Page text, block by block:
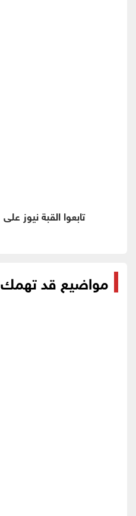
تابعوا القبة نيوز على
مواضيع قد تهمك